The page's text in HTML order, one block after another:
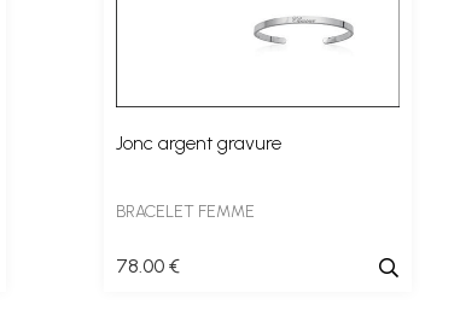
Jonc argent gravure
BRACELET FEMME
78.00 €